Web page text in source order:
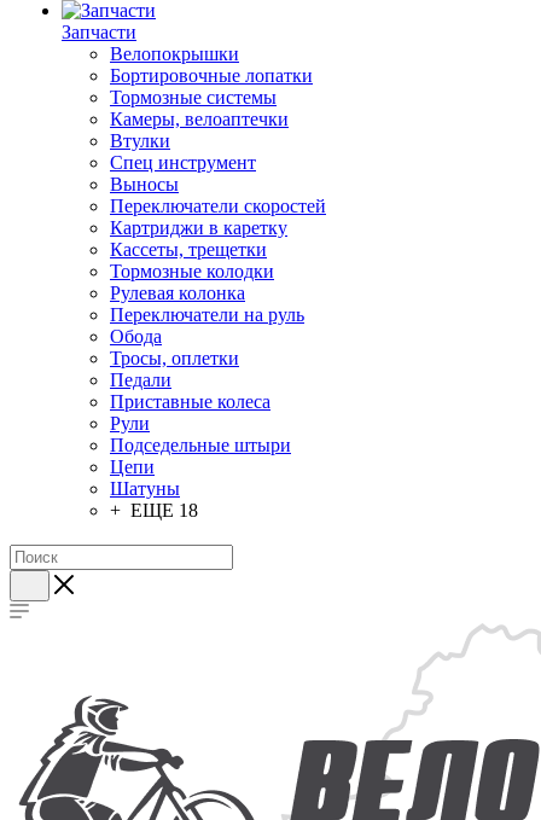
Запчасти
Велопокрышки
Бортировочные лопатки
Тормозные системы
Камеры, велоаптечки
Втулки
Спец инструмент
Выносы
Переключатели скоростей
Картриджи в каретку
Кассеты, трещетки
Тормозные колодки
Рулевая колонка
Переключатели на руль
Обода
Тросы, оплетки
Педали
Приставные колеса
Рули
Подседельные штыри
Цепи
Шатуны
+ ЕЩЕ 18